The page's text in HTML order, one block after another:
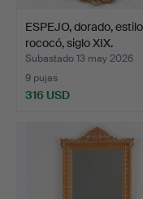
ESPEJO, dorado, estilo
rococó, siglo XIX.
Subastado 13 may 2026
9 pujas
316 USD